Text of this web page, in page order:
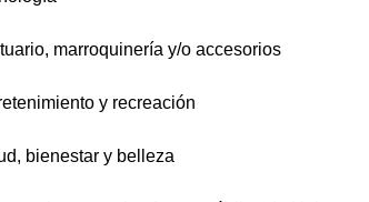
marroquinería y/o accesorios
y recreación
bienestar y belleza